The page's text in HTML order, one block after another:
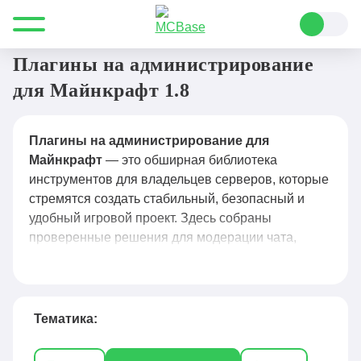
Все для Minecraft Плагины Администрирование
Плагины на администрирование
для Майнкрафт 1.8
Плагины на администрирование для
Майнкрафт — это обширная библиотека
инструментов для владельцев серверов, которые
стремятся создать стабильный, безопасный и
удобный игровой проект. Здесь собраны
проверенные решения для модерации чата,
узкоспециализированных плагинов для античита,
процессов. Каждый плагин сопровождается
Тематика: